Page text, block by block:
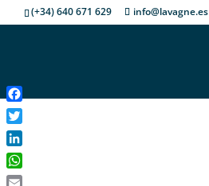
(+34) 640 671 629 info@lavagne.es
Facebook
Twitter
LinkedIn
WhatsApp